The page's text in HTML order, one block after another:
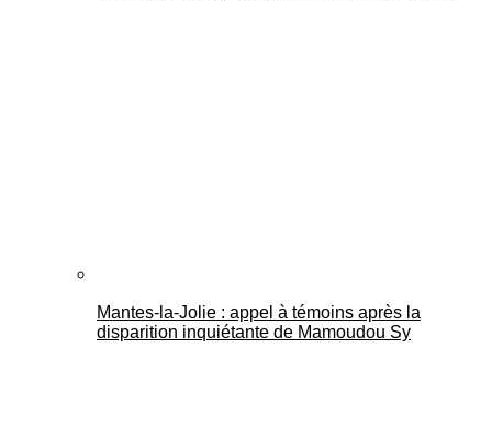
Mantes-la-Jolie : appel à témoins après la
disparition inquiétante de Mamoudou Sy